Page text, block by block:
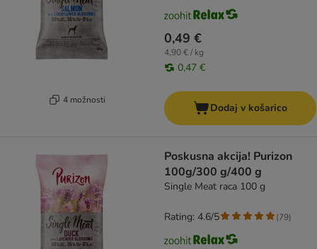
4 možnosti
0,49 €
4,90 € / kg
0,47 €
Dodaj v košarico
Poskusna akcija! Purizon
100g/300 g/400 g
Single Meat raca 100 g
Rating: 4.6/5 (79)